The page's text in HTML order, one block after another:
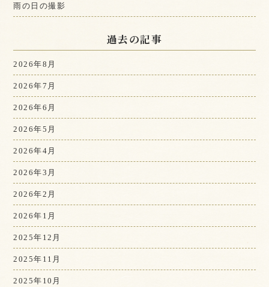
雨の日の撮影
過去の記事
2026年8月
2026年7月
2026年6月
2026年5月
2026年4月
2026年3月
2026年2月
2026年1月
2025年12月
2025年11月
2025年10月